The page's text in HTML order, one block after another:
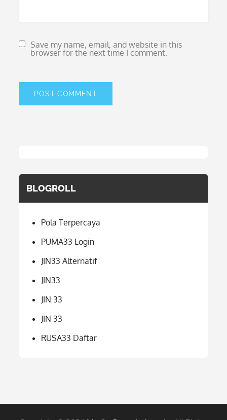
Save my name, email, and website in this
browser for the next time I comment.
BLOGROLL
Pola Terpercaya
PUMA33 Login
JIN33 Alternatif
JIN33
JIN 33
JIN 33
RUSA33 Daftar